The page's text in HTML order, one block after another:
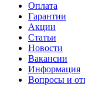
Оплата
Гарантии
Акции
Статьи
Новости
Вакансии
Информация
Вопросы и